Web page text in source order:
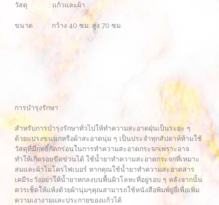
วัสดุ : แก้วและผ้า
ขนาด : กว้าง 40 ซม. สูง 70 ซม.
การบำรุงรักษา :
สำหรับการบำรุงรักษาทั่วไปให้ทำความสะอาดฝุ่นเป็นระยะ ๆ
ด้วยแปรงขนนกหรือผ้าสะอาดนุ่ม ๆ เป็นประจำทุกสัปดาห์ห้ามใช้
วัสดุที่มีฤทธิ์กัดกร่อนในการทำความสะอาดกระจกเพราะอาจ
ทำให้เกิดรอยขีดข่วนได้ ใช้น้ำยาทำความสะอาดกระจกที่เหมาะ
สมและผ้าไมโครไฟเบอร์ หากคุณใช้น้ำยาทำความสะอาดสาร
เคมีระวังอย่าให้น้ำยาหกลงบนพื้นผิวโลหะที่อยู่รอบ ๆ หลังจากนั้น
ควรเช็ดให้แห้งด้วยผ้านุ่มๆคุณสามารถใช้หนังสือพิมพ์ยู่ยี่เพื่อเพิ่ม
ความเงางามและประกายของแก้วได้